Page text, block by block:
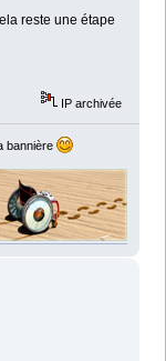
reste une étape
IP archivée
bannière